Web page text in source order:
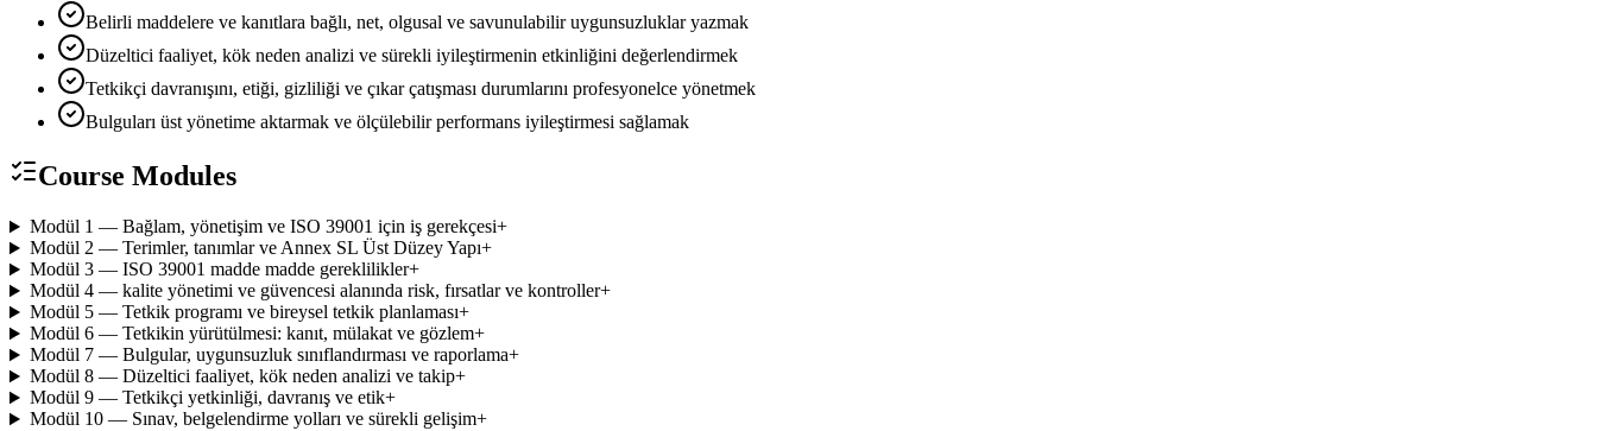
Belirli maddelere ve kanıtlara bağlı, net, olgusal ve savunulabilir uygunsuzluklar yazmak
Düzeltici faaliyet, kök neden analizi ve sürekli iyileştirmenin etkinliğini değerlendirmek
Tetkikçi davranışını, etiği, gizliliği ve çıkar çatışması durumlarını profesyonelce yönetmek
Bulguları üst yönetime aktarmak ve ölçülebilir performans iyileştirmesi sağlamak
Course Modules
Modül 1 — Bağlam, yönetişim ve ISO 39001 için iş gerekçesi+
Modül 2 — Terimler, tanımlar ve Annex SL Üst Düzey Yapı+
Modül 3 — ISO 39001 madde madde gereklilikler+
Modül 4 — kalite yönetimi ve güvencesi alanında risk, fırsatlar ve kontroller+
Modül 5 — Tetkik programı ve bireysel tetkik planlaması+
Modül 6 — Tetkikin yürütülmesi: kanıt, mülakat ve gözlem+
Modül 7 — Bulgular, uygunsuzluk sınıflandırması ve raporlama+
Modül 8 — Düzeltici faaliyet, kök neden analizi ve takip+
Modül 9 — Tetkikçi yetkinliği, davranış ve etik+
Modül 10 — Sınav, belgelendirme yolları ve sürekli gelişim+